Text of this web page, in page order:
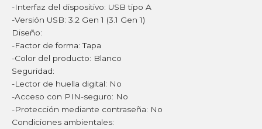
-Interfaz del dispositivo: USB tipo A
-Versión USB: 3.2 Gen 1 (3.1 Gen 1)
Diseño:
-Factor de forma: Tapa
-Color del producto: Blanco
Seguridad:
-Lector de huella digital: No
-Acceso con PIN-seguro: No
-Protección mediante contraseña: No
Condiciones ambientales: